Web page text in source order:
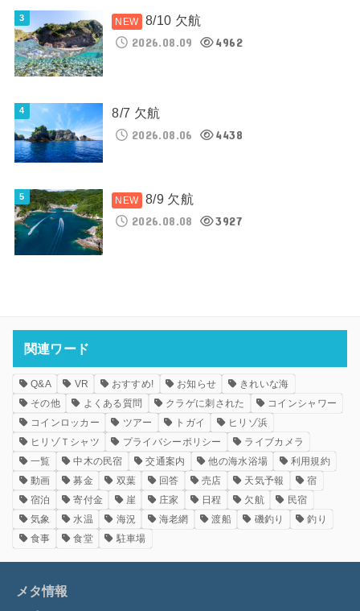
8/10 欠航
2026.08.09
4962
8/7 欠航
2026.08.06
4438
8/9 欠航
2026.08.08
3927
関連ワード
Q&A VR おすすめ! お知らせ
きれいな海
その他
よくある質問 クラゲに刺された
コインシャワー
コインロッカー
ツアー トガイ
ヒリゾ浜
ヒリゾＴシャツ
プライバシーポリシー
ライブカメラ
一覧
中木の民宿 交通案内 他の海水浴場
利用規約
動画
募金 双葉 回答 売店 天気予報
宿
宿泊
寄付金 崖 庄家 日程 欠航
民宿
気象
水温 海況 海老網 渡船 磯釣り
釣り
食事
食堂 駐車場
メタ情報